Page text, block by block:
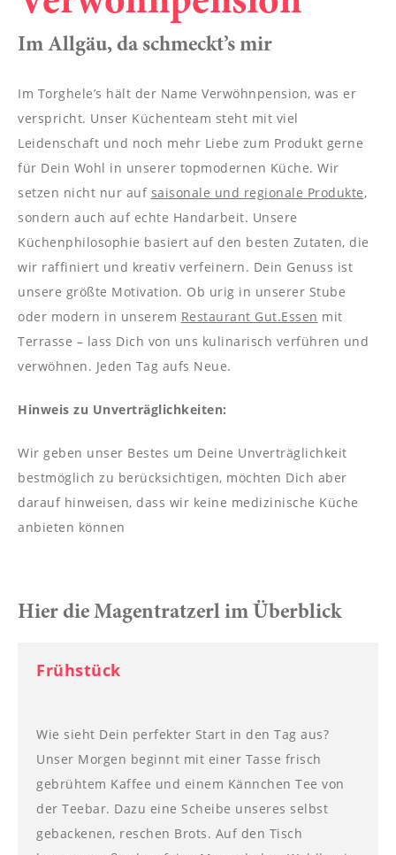
----
----
Im Allgäu, da schmeckt’s mir
Im Torghele’s hält der Name Verwöhnpension, was er
verspricht. Unser Küchenteam steht mit viel
Leidenschaft und noch mehr Liebe zum Produkt gerne
für Dein Wohl in unserer topmodernen Küche. Wir
setzen nicht nur auf saisonale und regionale Produkte,
sondern auch auf echte Handarbeit. Unsere
Küchenphilosophie basiert auf den besten Zutaten, die
wir raffiniert und kreativ verfeinern. Dein Genuss ist
unsere größte Motivation. Ob urig in unserer Stube
oder modern in unserem Restaurant Gut.Essen mit
Terrasse – lass Dich von uns kulinarisch verführen und
verwöhnen. Jeden Tag aufs Neue.
Hinweis zu Unverträglichkeiten:
Wir geben unser Bestes um Deine Unverträglichkeit
bestmöglich zu berücksichtigen, möchten Dich aber
darauf hinweisen, dass wir keine medizinische Küche
anbieten können
Hier die Magentratzerl im Überblick
Frühstück
Wie sieht Dein perfekter Start in den Tag aus?
Unser Morgen beginnt mit einer Tasse frisch
gebrühtem Kaffee und einem Kännchen Tee von
der Teebar. Dazu eine Scheibe unseres selbst
gebackenen, reschen Brots. Auf den Tisch